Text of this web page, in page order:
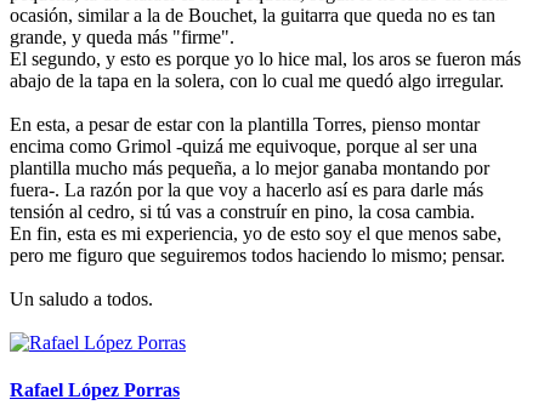
ocasión, similar a la de Bouchet, la guitarra que queda no es tan
grande, y queda más "firme".
El segundo, y esto es porque yo lo hice mal, los aros se fueron más
abajo de la tapa en la solera, con lo cual me quedó algo irregular.
En esta, a pesar de estar con la plantilla Torres, pienso montar
encima como Grimol -quizá me equivoque, porque al ser una
plantilla mucho más pequeña, a lo mejor ganaba montando por
fuera-. La razón por la que voy a hacerlo así es para darle más
tensión al cedro, si tú vas a construír en pino, la cosa cambia.
En fin, esta es mi experiencia, yo de esto soy el que menos sabe,
pero me figuro que seguiremos todos haciendo lo mismo; pensar.
Un saludo a todos.
Rafael López Porras